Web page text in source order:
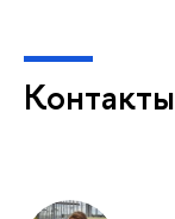
Контакты